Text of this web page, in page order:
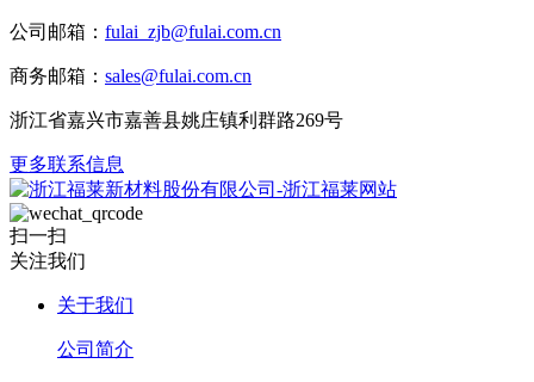
公司邮箱： fulai_zjb@fulai.com.cn
商务邮箱： sales@fulai.com.cn
浙江省嘉兴市嘉善县姚庄镇利群路269号
更多联系信息
扫一扫
关注我们
关于我们
公司简介